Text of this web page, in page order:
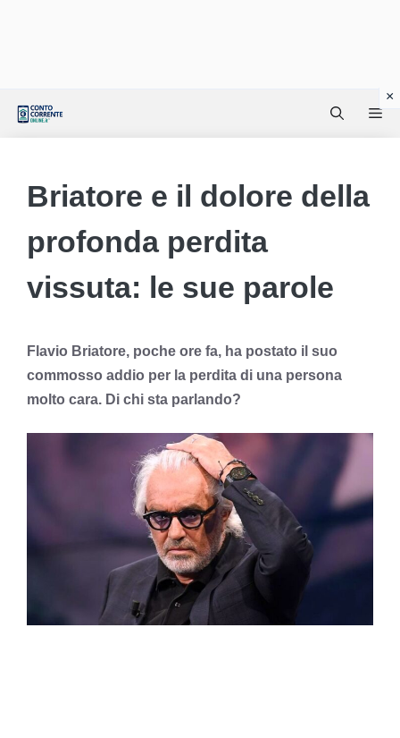
Briatore e il dolore della
profonda perdita
vissuta: le sue parole
Flavio Briatore, poche ore fa, ha postato il suo
commosso addio per la perdita di una persona
molto cara. Di chi sta parlando?